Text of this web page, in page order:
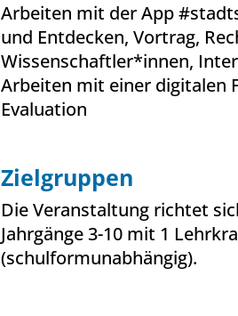
Arbeiten mit der App
und Entdecken, Vortrag,
Wissenschaftler*innen,
Arbeiten mit einer digitalen
Evaluation
Zielgruppen
Die Veranstaltung richtet
Jahrgänge 3-10 mit 1
(schulformunabhängig).